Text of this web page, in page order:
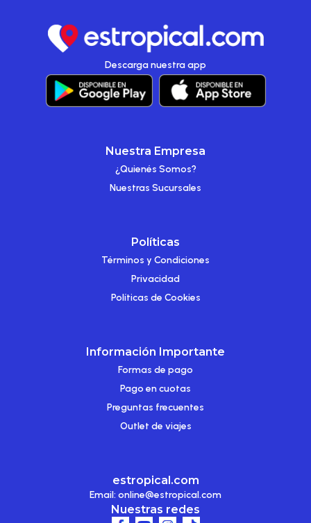
Descarga nuestra app
Nuestra Empresa
¿Quienés Somos?
Nuestras Sucursales
Políticas
Términos y Condiciones
Privacidad
Políticas de Cookies
Información Importante
Formas de pago
Pago en cuotas
Preguntas frecuentes
Outlet de viajes
estropical.com
Email: online@estropical.com
Nuestras redes